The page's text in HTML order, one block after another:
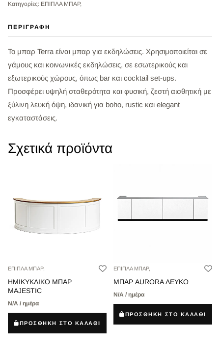
Κατηγορίες: ΕΠΙΠΛΑ ΜΠΑΡ,
ΠΕΡΙΓΡΑΦΉ
Το μπαρ Terra είναι μπαρ για εκδηλώσεις. Χρησιμοποιείται σε
γάμους και κοινωνικές εκδηλώσεις, σε εσωτερικούς και
εξωτερικούς χώρους, όπως bar και cocktail set-ups.
Προσφέρει υψηλή σταθερότητα και φυσική, ζεστή αισθητική με
ξύλινη λευκή όψη, ιδανική για boho, rustic και elegant
εγκαταστάσεις.
Σχετικά προϊόντα
ΕΠΙΠΛΑ ΜΠΑΡ,
ΗΜΙΚΥΚΛΙΚΟ ΜΠΑΡ
MAJESTIC
Ν/Α / ημέρα
ΠΡΟΣΘΗΚΗ ΣΤΟ ΚΑΛΑΘΙ
ΕΠΙΠΛΑ ΜΠΑΡ,
ΜΠΑΡ AURORA ΛΕΥΚΟ
Ν/Α / ημέρα
ΠΡΟΣΘΗΚΗ ΣΤΟ ΚΑΛΑΘΙ